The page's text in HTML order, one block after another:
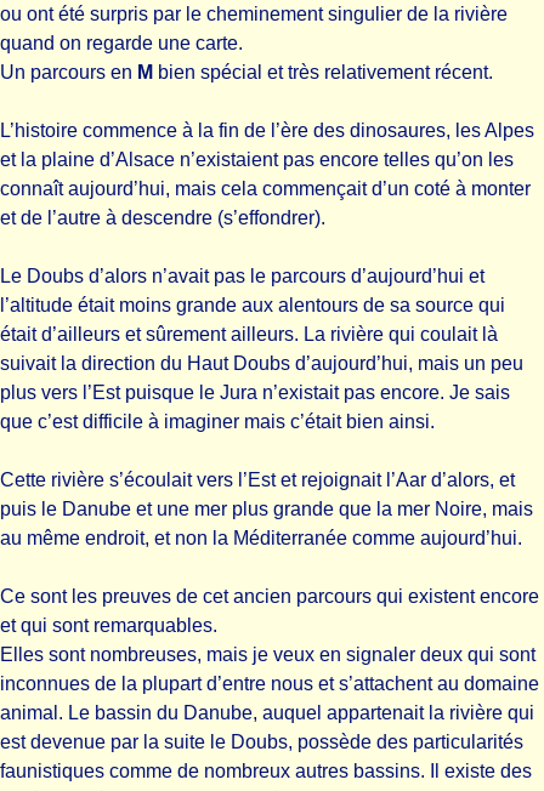
ou ont été surpris par le cheminement singulier de la rivière
quand on regarde une carte.
Un parcours en M bien spécial et très relativement récent.
L’histoire commence à la fin de l’ère des dinosaures, les Alpes
et la plaine d’Alsace n’existaient pas encore telles qu’on les
connaît aujourd’hui, mais cela commençait d’un coté à monter
et de l’autre à descendre (s’effondrer).
Le Doubs d’alors n’avait pas le parcours d’aujourd’hui et
l’altitude était moins grande aux alentours de sa source qui
était d’ailleurs et sûrement ailleurs. La rivière qui coulait là
suivait la direction du Haut Doubs d’aujourd’hui, mais un peu
plus vers l’Est puisque le Jura n’existait pas encore. Je sais
que c’est difficile à imaginer mais c’était bien ainsi.
Cette rivière s’écoulait vers l’Est et rejoignait l’Aar d’alors, et
puis le Danube et une mer plus grande que la mer Noire, mais
au même endroit, et non la Méditerranée comme aujourd’hui.
Ce sont les preuves de cet ancien parcours qui existent encore
et qui sont remarquables.
Elles sont nombreuses, mais je veux en signaler deux qui sont
inconnues de la plupart d’entre nous et s’attachent au domaine
animal. Le bassin du Danube, auquel appartenait la rivière qui
est devenue par la suite le Doubs, possède des particularités
faunistiques comme de nombreux autres bassins. Il existe des